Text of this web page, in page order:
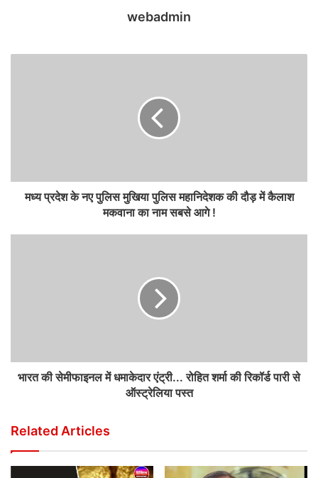
webadmin
मध्य प्रदेश के नए पुलिस मुखिया पुलिस महानिदेशक की दौड़ में कैलाश
मकवाना का नाम सबसे आगे !
भारत की सेमीफाइनल में धमाकेदार एंट्री... रोहित शर्मा की रिकॉर्ड पारी से
ऑस्ट्रेलिया पस्त
Related Articles